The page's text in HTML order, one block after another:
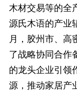
木材交易等的全
源氏木语的产业
月，胶州市、高
了战略协同合作
的龙头企业引领
源，推动家居产